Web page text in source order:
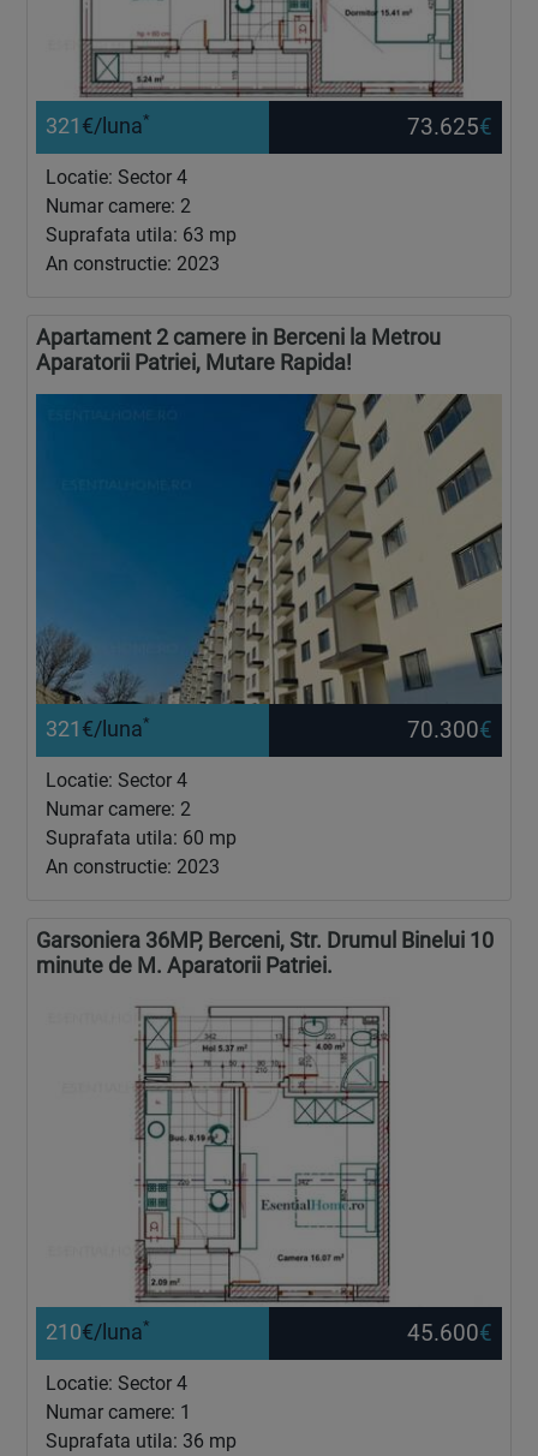
321 €/luna* 73.625€
Locatie: Sector 4
Numar camere: 2
Suprafata utila: 63 mp
An constructie: 2023
Apartament 2 camere in Berceni la Metrou
Aparatorii Patriei, Mutare Rapida!
321 €/luna* 70.300€
Locatie: Sector 4
Numar camere: 2
Suprafata utila: 60 mp
An constructie: 2023
Garsoniera 36MP, Berceni, Str. Drumul Binelui 10
minute de M. Aparatorii Patriei.
210€/luna* 45.600€
Locatie: Sector 4
Numar camere: 1
Suprafata utila: 36 mp